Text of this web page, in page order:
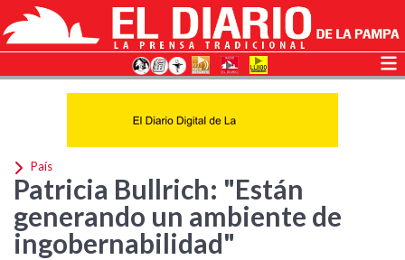
País
Patricia Bullrich: "Están
generando un ambiente de
ingobernabilidad"